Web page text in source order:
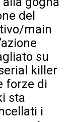
del
main
su
killer
forze di
sta
i